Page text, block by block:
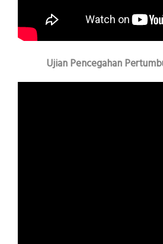
Ujian Pencegahan